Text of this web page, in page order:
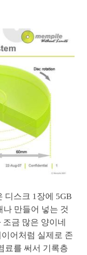
디스크 1장에 5GB
나 만들어 넣는 것
금 많은 양이네
어처럼 실제로 존
료를 써서 기록층